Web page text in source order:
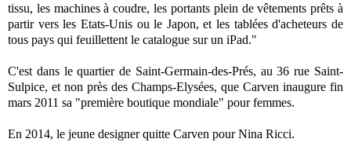
tissu, les machines à coudre, les portants plein de vêtements prêts à
partir vers les Etats-Unis ou le Japon, et les tablées d'acheteurs de
tous pays qui feuillettent le catalogue sur un iPad."
C'est dans le quartier de Saint-Germain-des-Prés, au 36 rue Saint-
Sulpice, et non près des Champs-Elysées, que Carven inaugure fin
mars 2011 sa "première boutique mondiale" pour femmes.
En 2014, le jeune designer quitte Carven pour Nina Ricci.